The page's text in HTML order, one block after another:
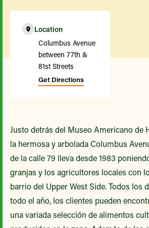
Location
Columbus Avenue
between 77th &
81st Streets
Get Directions
Justo detrás del Museo Americano de
la hermosa y arbolada Columbus
de la calle 79 lleva desde 1983
granjas y los agricultores locales con
barrio del Upper West Side. Todos los
todo el año, los clientes pueden
una variada selección de alimentos